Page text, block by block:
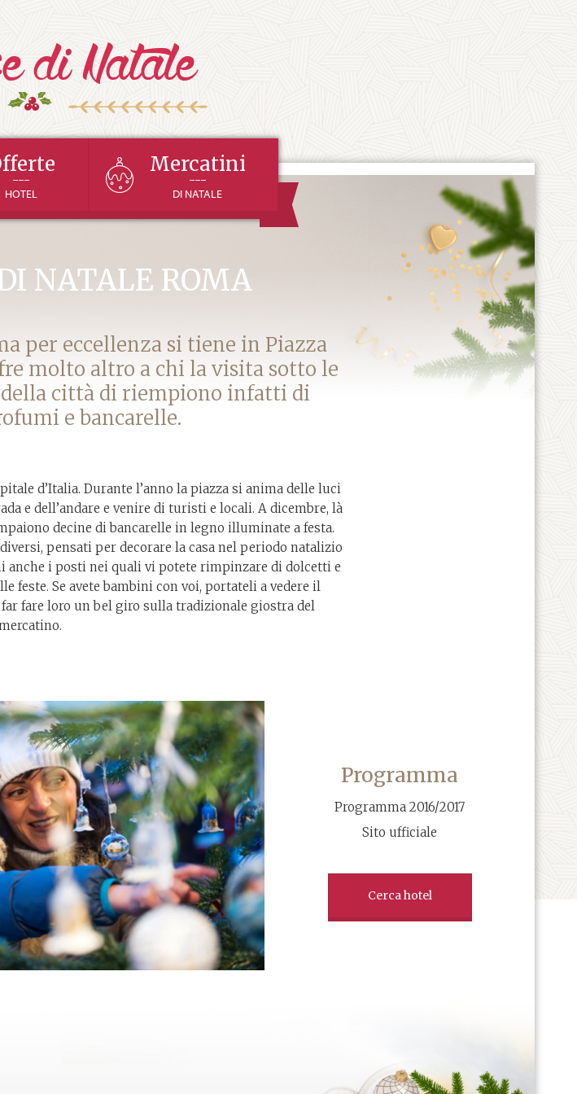
---
HOTEL
Mercatini
---
DI NATALE
NATALE ROMA
per eccellenza si tiene in Piazza
molto altro a chi la visita sotto le
della città di riempiono infatti di
e bancarelle.
d’Italia. Durante l’anno la piazza si anima delle luci
e dell’andare e venire di turisti e locali. A dicembre, là
decine di bancarelle in legno illuminate a festa.
pensati per decorare la casa nel periodo natalizio
i posti nei quali vi potete rimpinzare di dolcetti e
feste. Se avete bambini con voi, portateli a vedere il
fare loro un bel giro sulla tradizionale giostra del
Programma
Programma 2016/2017
Sito ufficiale
Cerca hotel